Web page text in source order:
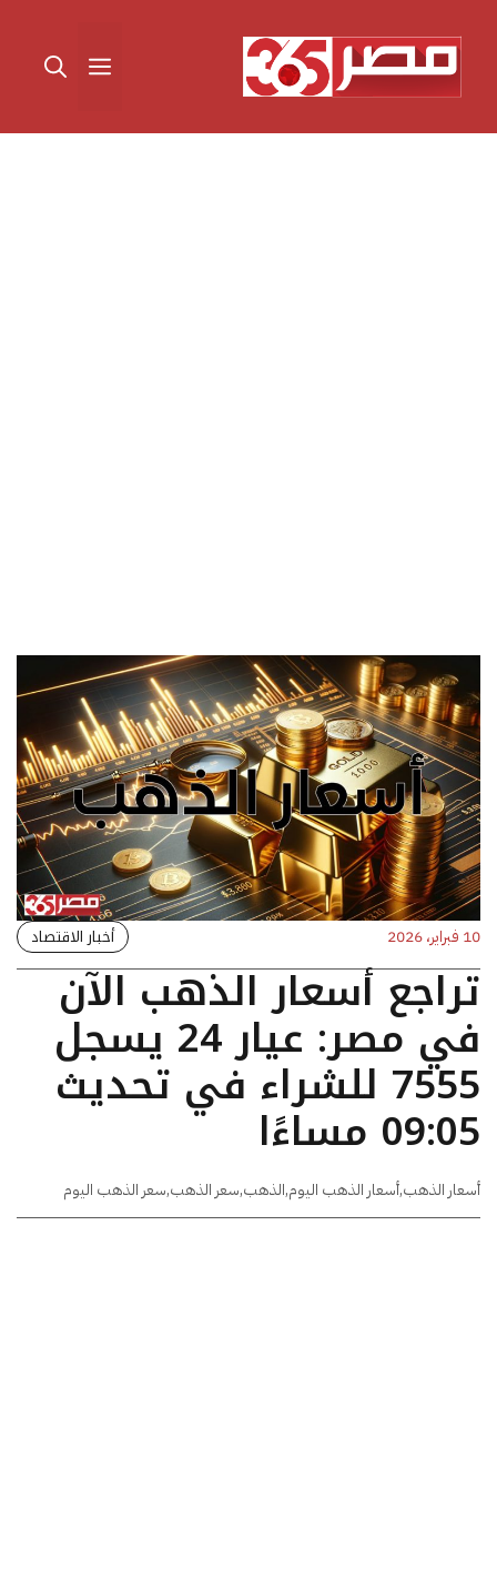
المحتوى القائمة
10 فبراير، 2026 أخبار الاقتصاد
تراجع أسعار الذهب الآن
في مصر: عيار 24 يسجل
7555 للشراء في تحديث
09:05 مساءًا
أسعار الذهب,أسعار الذهب اليوم,الذهب,سعر الذهب,سعر الذهب اليوم